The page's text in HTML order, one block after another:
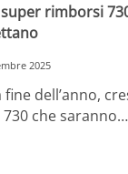
rimborsi
2025
dell’anno,
che saranno…